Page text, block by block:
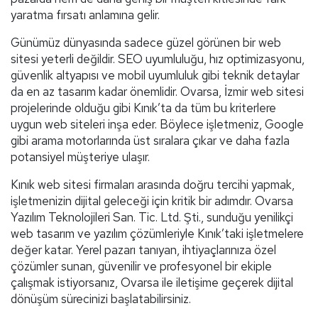
yaratma fırsatı anlamına gelir.
Günümüz dünyasında sadece güzel görünen bir web
sitesi yeterli değildir. SEO uyumluluğu, hız optimizasyonu,
güvenlik altyapısı ve mobil uyumluluk gibi teknik detaylar
da en az tasarım kadar önemlidir. Ovarsa, İzmir web sitesi
projelerinde olduğu gibi Kınık’ta da tüm bu kriterlere
uygun web siteleri inşa eder. Böylece işletmeniz, Google
gibi arama motorlarında üst sıralara çıkar ve daha fazla
potansiyel müşteriye ulaşır.
Kınık web sitesi firmaları arasında doğru tercihi yapmak,
işletmenizin dijital geleceği için kritik bir adımdır. Ovarsa
Yazılım Teknolojileri San. Tic. Ltd. Şti., sunduğu yenilikçi
web tasarım ve yazılım çözümleriyle Kınık’taki işletmelere
değer katar. Yerel pazarı tanıyan, ihtiyaçlarınıza özel
çözümler sunan, güvenilir ve profesyonel bir ekiple
çalışmak istiyorsanız, Ovarsa ile iletişime geçerek dijital
dönüşüm sürecinizi başlatabilirsiniz.